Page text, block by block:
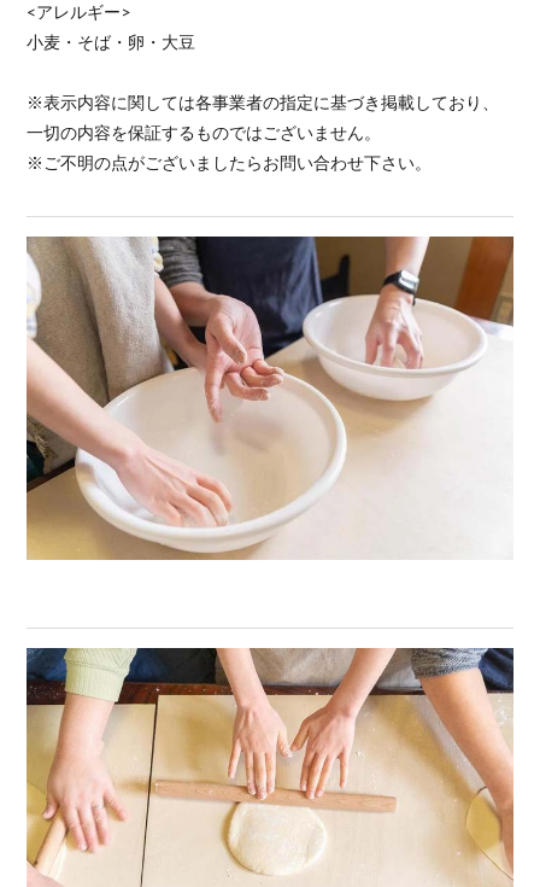
<アレルギー>
小麦・そば・卵・大豆
※表示内容に関しては各事業者の指定に基づき掲載しており、
一切の内容を保証するものではございません。
※ご不明の点がございましたらお問い合わせ下さい。